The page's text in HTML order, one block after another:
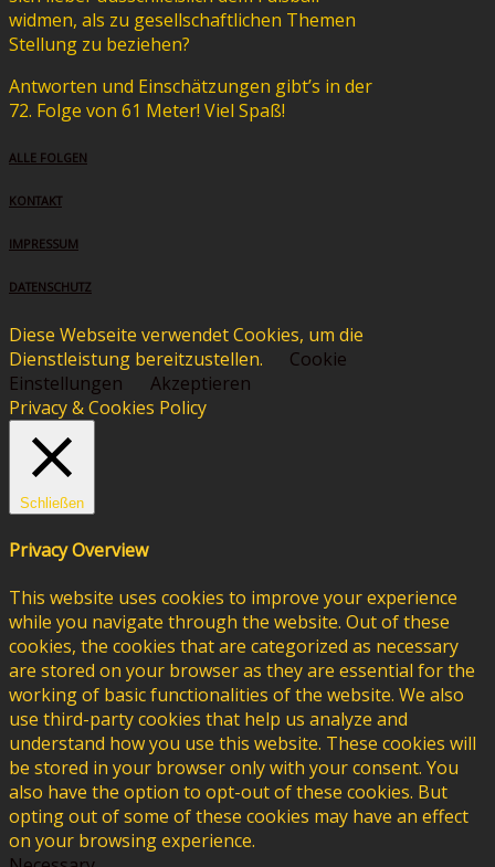
widmen, als zu gesellschaftlichen Themen
Stellung zu beziehen?
Antworten und Einschätzungen gibt’s in der
72. Folge von 61 Meter! Viel Spaß!
ALLE FOLGEN
KONTAKT
IMPRESSUM
DATENSCHUTZ
Diese Webseite verwendet Cookies, um die
Dienstleistung bereitzustellen.
Cookie
Einstellungen
Akzeptieren
Privacy & Cookies Policy
Schließen
Privacy Overview
This website uses cookies to improve your experience
while you navigate through the website. Out of these
cookies, the cookies that are categorized as necessary
are stored on your browser as they are essential for the
working of basic functionalities of the website. We also
use third-party cookies that help us analyze and
understand how you use this website. These cookies will
be stored in your browser only with your consent. You
also have the option to opt-out of these cookies. But
opting out of some of these cookies may have an effect
on your browsing experience.